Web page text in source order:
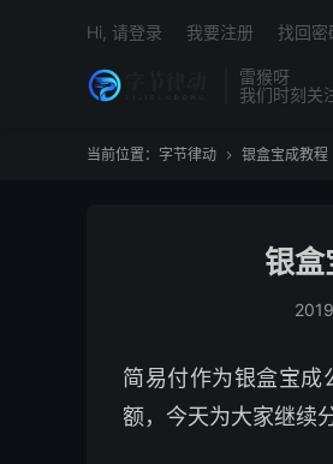
雷猴呀
我们时刻关
Hi, 请登录 我要注册 找回密
当前位置： 字节律动  银盒宝成教程
银盒
简易付作为银盒宝成
额，今天为大家继续